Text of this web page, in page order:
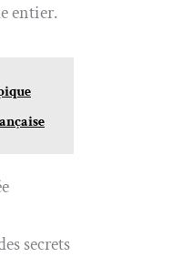
entier.
secrets